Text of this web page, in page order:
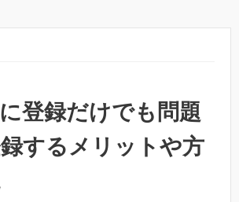
登録だけでも問題
するメリットや方